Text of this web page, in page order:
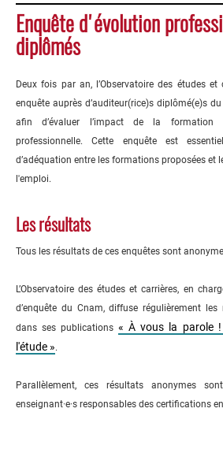
Enquête d'évolution
diplômés
Deux fois par an, l’Observatoire des études et
enquête auprès d’auditeur(rice)s diplômé(e)s
afin d’évaluer l’impact de la formation
professionnelle. Cette enquête est
d’adéquation entre les formations proposées et
l'emploi.
Les résultats
Tous les résultats de ces enquêtes sont
L’Observatoire des études et carrières, en
d’enquête du Cnam, diffuse régulièrement
dans ses publications« À vous la parole !
l'étude ».
Parallèlement, ces résultats anonymes
enseignant·e·s responsables des certifications